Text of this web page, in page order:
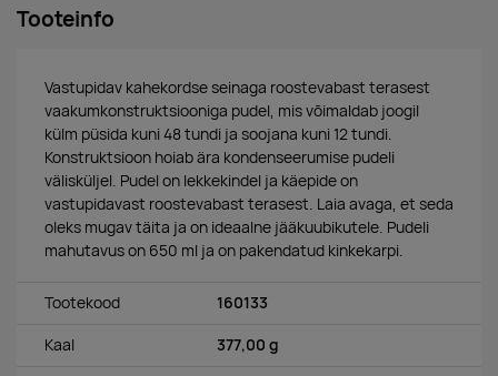
Tooteinfo
Vastupidav kahekordse seinaga roostevabast terasest
vaakumkonstruktsiooniga pudel, mis võimaldab joogil
külm püsida kuni 48 tundi ja soojana kuni 12 tundi.
Konstruktsioon hoiab ära kondenseerumise pudeli
välisküljel. Pudel on lekkekindel ja käepide on
vastupidavast roostevabast terasest. Laia avaga, et seda
oleks mugav täita ja on ideaalne jääkuubikutele. Pudeli
mahutavus on 650 ml ja on pakendatud kinkekarpi.
Tootekood 160133
Kaal 377,00 g